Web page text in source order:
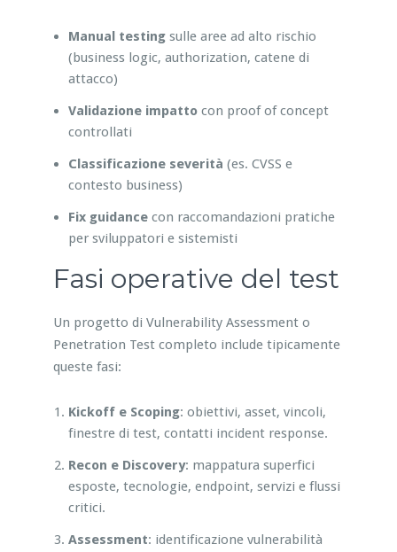
Manual testingsulle aree ad alto rischio
(business logic, authorization, catene di
attacco)
Validazione impattocon proof of concept
controllati
Classificazione severità (es. CVSS e
contesto business)
Fix guidancecon raccomandazioni pratiche
per sviluppatori e sistemisti
Fasi operative del test
Un progetto di Vulnerability Assessment o
Penetration Test completo include tipicamente
queste fasi:
Kickoff e Scoping: obiettivi, asset, vincoli,
finestre di test, contatti incident response.
Recon e Discovery: mappatura superfici
esposte, tecnologie, endpoint, servizi e flussi
critici.
Assessment: identificazione vulnerabilità